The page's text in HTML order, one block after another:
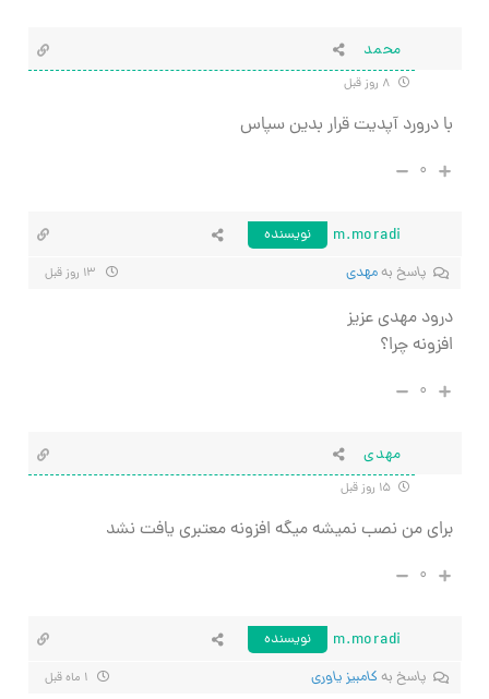
محمد
با درورد آپدیت قرار بدین سپاس
۰
m.moradi
نویسنده
پاسخ بهمهدی
درود مهدی عزیز
افزونه چرا؟
۰
مهدی
برای من نصب نمیشه میگه افزونه معتبری یافت نشد
۰
m.moradi
نویسنده
پاسخ به کامبیز یاوری